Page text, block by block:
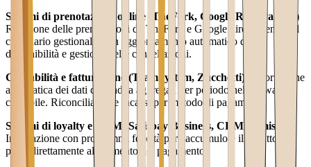
Sistemi di prenotazione online (TheFork, Google Reservations)
Ricezione delle prenotazioni da TheFork e Google direttamente nel
calendario gestionale, con aggiornamento automatico della
disponibilità e gestione delle cancellazioni.
Contabilità e fatturazione (TeamSystem, Zucchetti) Esportazione
automatica dei dati di vendita aggregati per periodo nel software
contabile. Riconciliazione incassi per metodo di pagamento.
Sistemi di loyalty e CRM (Satispay Business, CRM su misura)
Integrazione con programmi fedeltà per l'accumulo e il riscatto di
punti direttamente al momento del pagamento.